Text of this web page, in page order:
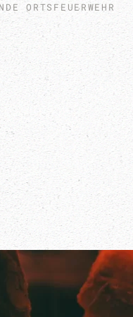
ORTSFEUERWEHR